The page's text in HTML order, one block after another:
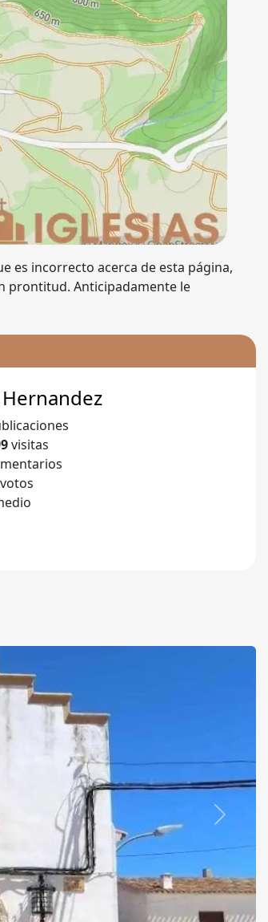
es incorrecto acerca de esta página,
prontitud. Anticipadamente le
visitas
votos
Siguiente